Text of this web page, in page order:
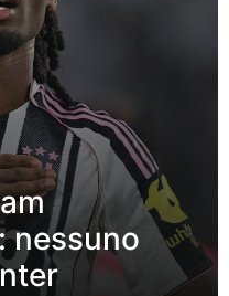
nessuno